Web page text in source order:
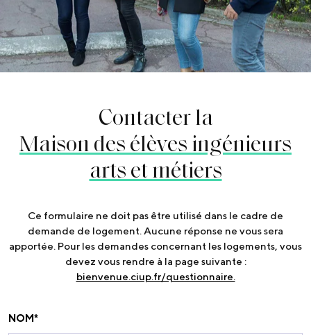
Contacter la
Maison des élèves ingénieurs
arts et métiers
Ce formulaire ne doit pas être utilisé dans le cadre de
demande de logement. Aucune réponse ne vous sera
apportée. Pour les demandes concernant les logements, vous
devez vous rendre à la page suivante :
bienvenue.ciup.fr/questionnaire.
NOM*